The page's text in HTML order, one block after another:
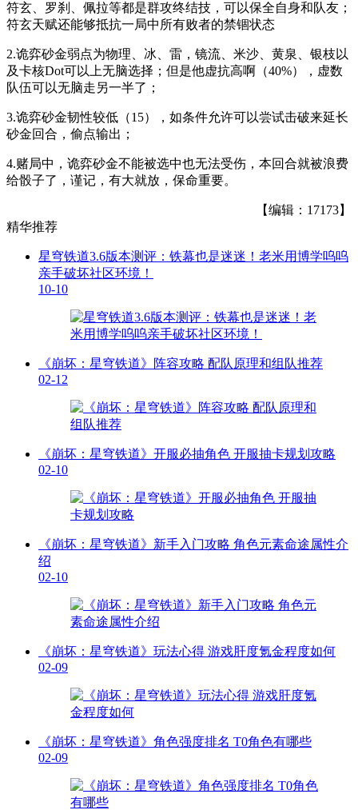
符玄、罗刹、佩拉等都是群攻终结技，可以保全自身和队友；
符玄天赋还能够抵抗一局中所有败者的禁锢状态
2.诡弈砂金弱点为物理、冰、雷， 镜流、米沙、黄泉、银枝以
及卡核Dot可以上无脑选择 ；但是他虚抗高啊（40%），虚数
队伍可以无脑走另一半了；
3.诡弈砂金韧性较低（15），如条件允许可以尝试击破来延长
砂金回合，偷点输出；
4.赌局中，诡弈砂金不能被选中也无法受伤，本回合就被浪费
给骰子了，谨记，有大就放，保命重要。
【编辑：17173】
精华推荐
星穹铁道3.6版本测评：铁幕也是迷迷！老米用博学呜呜
亲手破坏社区环境！
10-10
《崩坏：星穹铁道》阵容攻略 配队原理和组队推荐
02-12
《崩坏：星穹铁道》开服必抽角色 开服抽卡规划攻略
02-10
《崩坏：星穹铁道》新手入门攻略 角色元素命途属性介
绍
02-10
《崩坏：星穹铁道》玩法心得 游戏肝度氪金程度如何
02-09
《崩坏：星穹铁道》角色强度排名 T0角色有哪些
02-09